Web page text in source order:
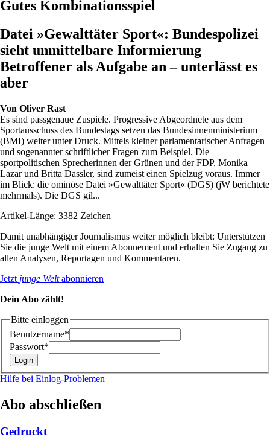
Gutes Kombinationsspiel
Datei »Gewalttäter Sport«: Bundespolizei
sieht unmittelbare Informierung
Betroffener als Aufgabe an – unterlässt es
aber
Von Oliver Rast
Es sind passgenaue Zuspiele. Progressive Abgeordnete aus dem
Sportausschuss des Bundestags setzen das Bundesinnenministerium
(BMI) weiter unter Druck. Mittels kleiner parlamentarischer Anfragen
und sogenannter schriftlicher Fragen zum Beispiel. Die
sportpolitischen Sprecherinnen der Grünen und der FDP, Monika
Lazar und Britta Dassler, sind zumeist einen Spielzug voraus. Immer
im Blick: die ominöse Datei »Gewalttäter Sport« (DGS) (jW berichtete
mehrmals). Die DGS gil...
Artikel-Länge: 3382 Zeichen
Damit unabhängiger Journalismus weiter möglich bleibt: Unterstützen
Sie die junge Welt mit einem Abonnement und erhalten Sie Zugang zu
allen Analysen, Reportagen und Kommentaren.
Jetzt junge Weltabonnieren
Dein Abo zählt!
Bitte einloggen
Benutzername*
Passwort*
Hilfe bei Einlog-Problemen
Abo abschließen
Gedruckt